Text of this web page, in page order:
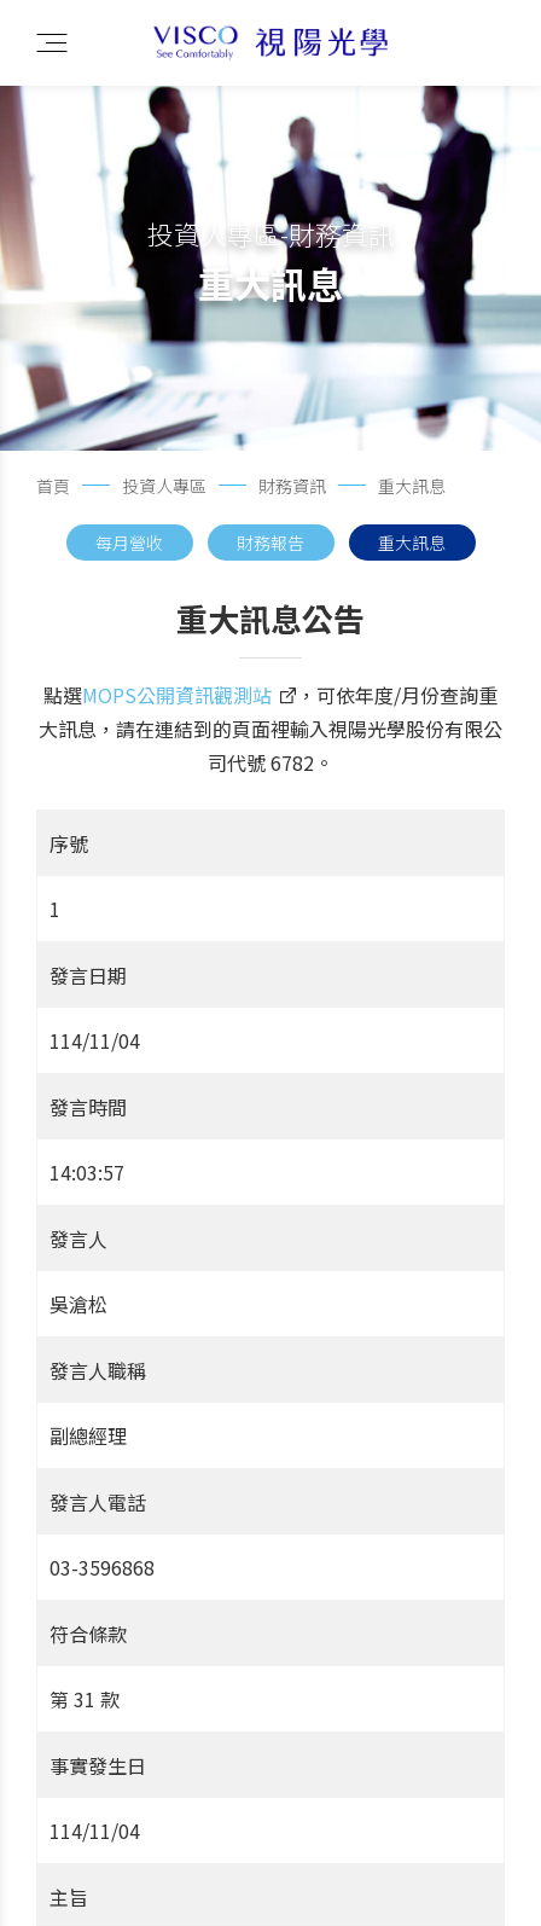
投資人專區-財務資訊
重大訊息
首頁 投資人專區 財務資訊 重大訊息
每月營收 財務報告 重大訊息
重大訊息公告
點選MOPS公開資訊觀測站
，可依年度/月份查詢重
大訊息，請在連結到的頁面裡輸入視陽光學股份有限公
司代號 6782。
序號
1
發言日期
114/11/04
發言時間
14:03:57
發言人
吳滄松
發言人職稱
副總經理
發言人電話
03-3596868
符合條款
第 31 款
事實發生日
114/11/04
主旨